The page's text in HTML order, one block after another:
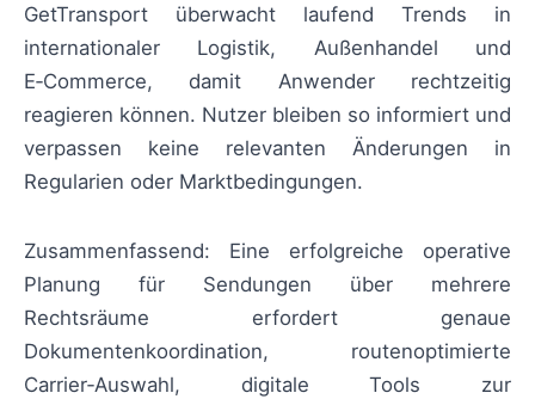
GetTransport überwacht laufend Trends in
internationaler Logistik, Außenhandel und
E‑Commerce, damit Anwender rechtzeitig
reagieren können. Nutzer bleiben so informiert und
verpassen keine relevanten Änderungen in
Regularien oder Marktbedingungen.
Zusammenfassend: Eine erfolgreiche operative
Planung für Sendungen über mehrere
Rechtsräume erfordert genaue
Dokumentenkoordination, routenoptimierte
Carrier‑Auswahl, digitale Tools zur